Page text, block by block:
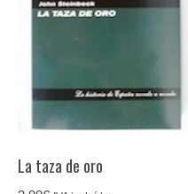
La taza de oro